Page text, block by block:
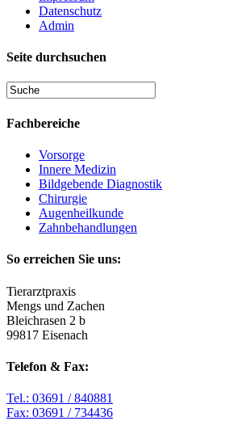
Datenschutz
Admin
Seite durchsuchen
Fachbereiche
Vorsorge
Innere Medizin
Bildgebende Diagnostik
Chirurgie
Augenheilkunde
Zahnbehandlungen
So erreichen Sie uns:
Tierarztpraxis
Mengs und Zachen
Bleichrasen 2 b
99817 Eisenach
Telefon & Fax:
Tel.: 03691 / 840881
Fax: 03691 / 734436